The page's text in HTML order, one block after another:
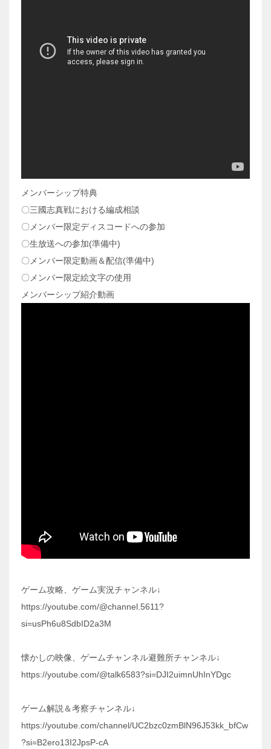
メンバーシップ特典
〇三國志真戦における編成相談
〇メンバー限定ディスコードへの参加
〇生放送への参加(準備中)
〇メンバー限定動画＆配信(準備中)
〇メンバー限定絵文字の使用
メンバーシップ紹介動画
ゲーム攻略、ゲーム実況チャンネル↓
https://youtube.com/@channel.5611?
si=usPh6u8SdbID2a3M
懐かしの映像、ゲームチャンネル避難所チャンネル↓
https://youtube.com/@talk6583?si=DJI2uimnUhInYDgc
ゲーム解説＆考察チャンネル↓
https://youtube.com/channel/UC2bzc0zmBlN96J53kk_bfCw
?si=B2ero13I2JpsP-cA